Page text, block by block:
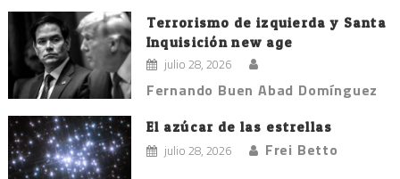
Terrorismo de izquierda y Santa
Inquisición new age
julio 28, 2026
Fernando Buen Abad Domínguez
El azúcar de las estrellas
julio 28, 2026 Frei Betto